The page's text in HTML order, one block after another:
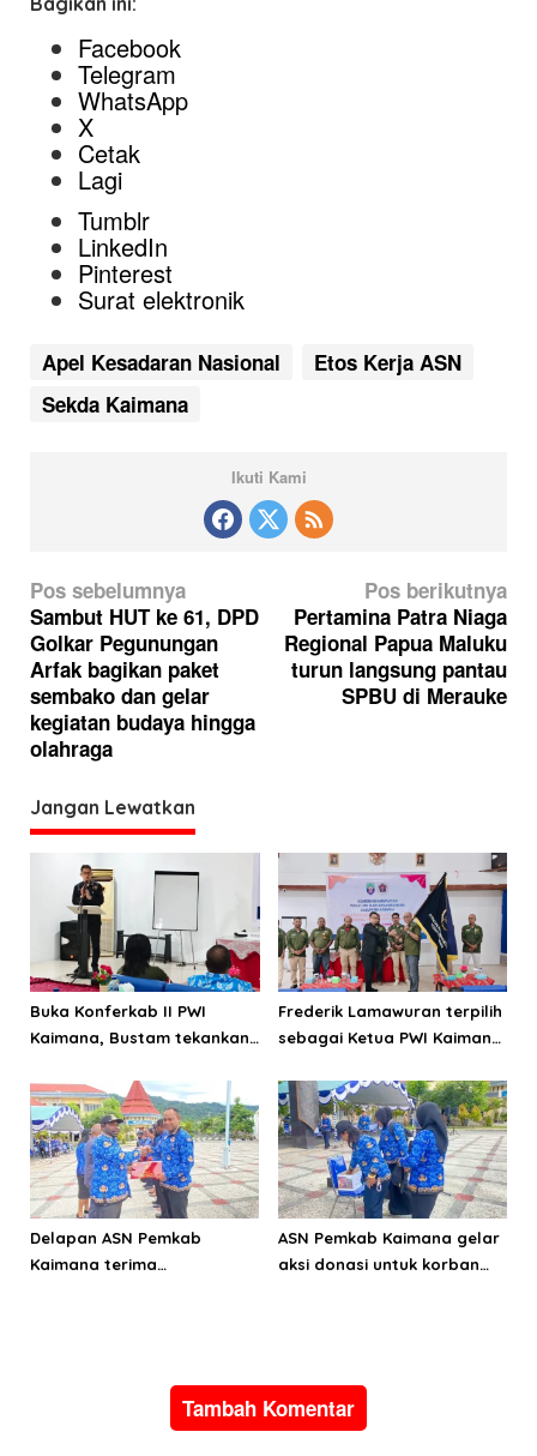
Facebook
Telegram
WhatsApp
X
Cetak
Lagi
Tumblr
LinkedIn
Pinterest
Surat elektronik
Apel Kesadaran Nasional
Etos Kerja ASN
Sekda Kaimana
Ikuti Kami
N
a
v
i
g
a
s
i
p
Pos sebelumnya
Sambut HUT ke 61, DPD
Golkar Pegunungan
Arfak bagikan paket
sembako dan gelar
kegiatan budaya hingga
olahraga
Pos berikutnya
Pertamina Patra Niaga
Regional Papua Maluku
turun langsung pantau
SPBU di Merauke
Jangan Lewatkan
Buka Konferkab II PWI
Kaimana, Bustam tekankan
dan perilaku
Frederik Lamawuran terpilih
sebagai Ketua PWI Kaimana
Delapan ASN Pemkab
Kaimana terima
ASN Pemkab Kaimana gelar
aksi donasi untuk korban
Tambah Komentar